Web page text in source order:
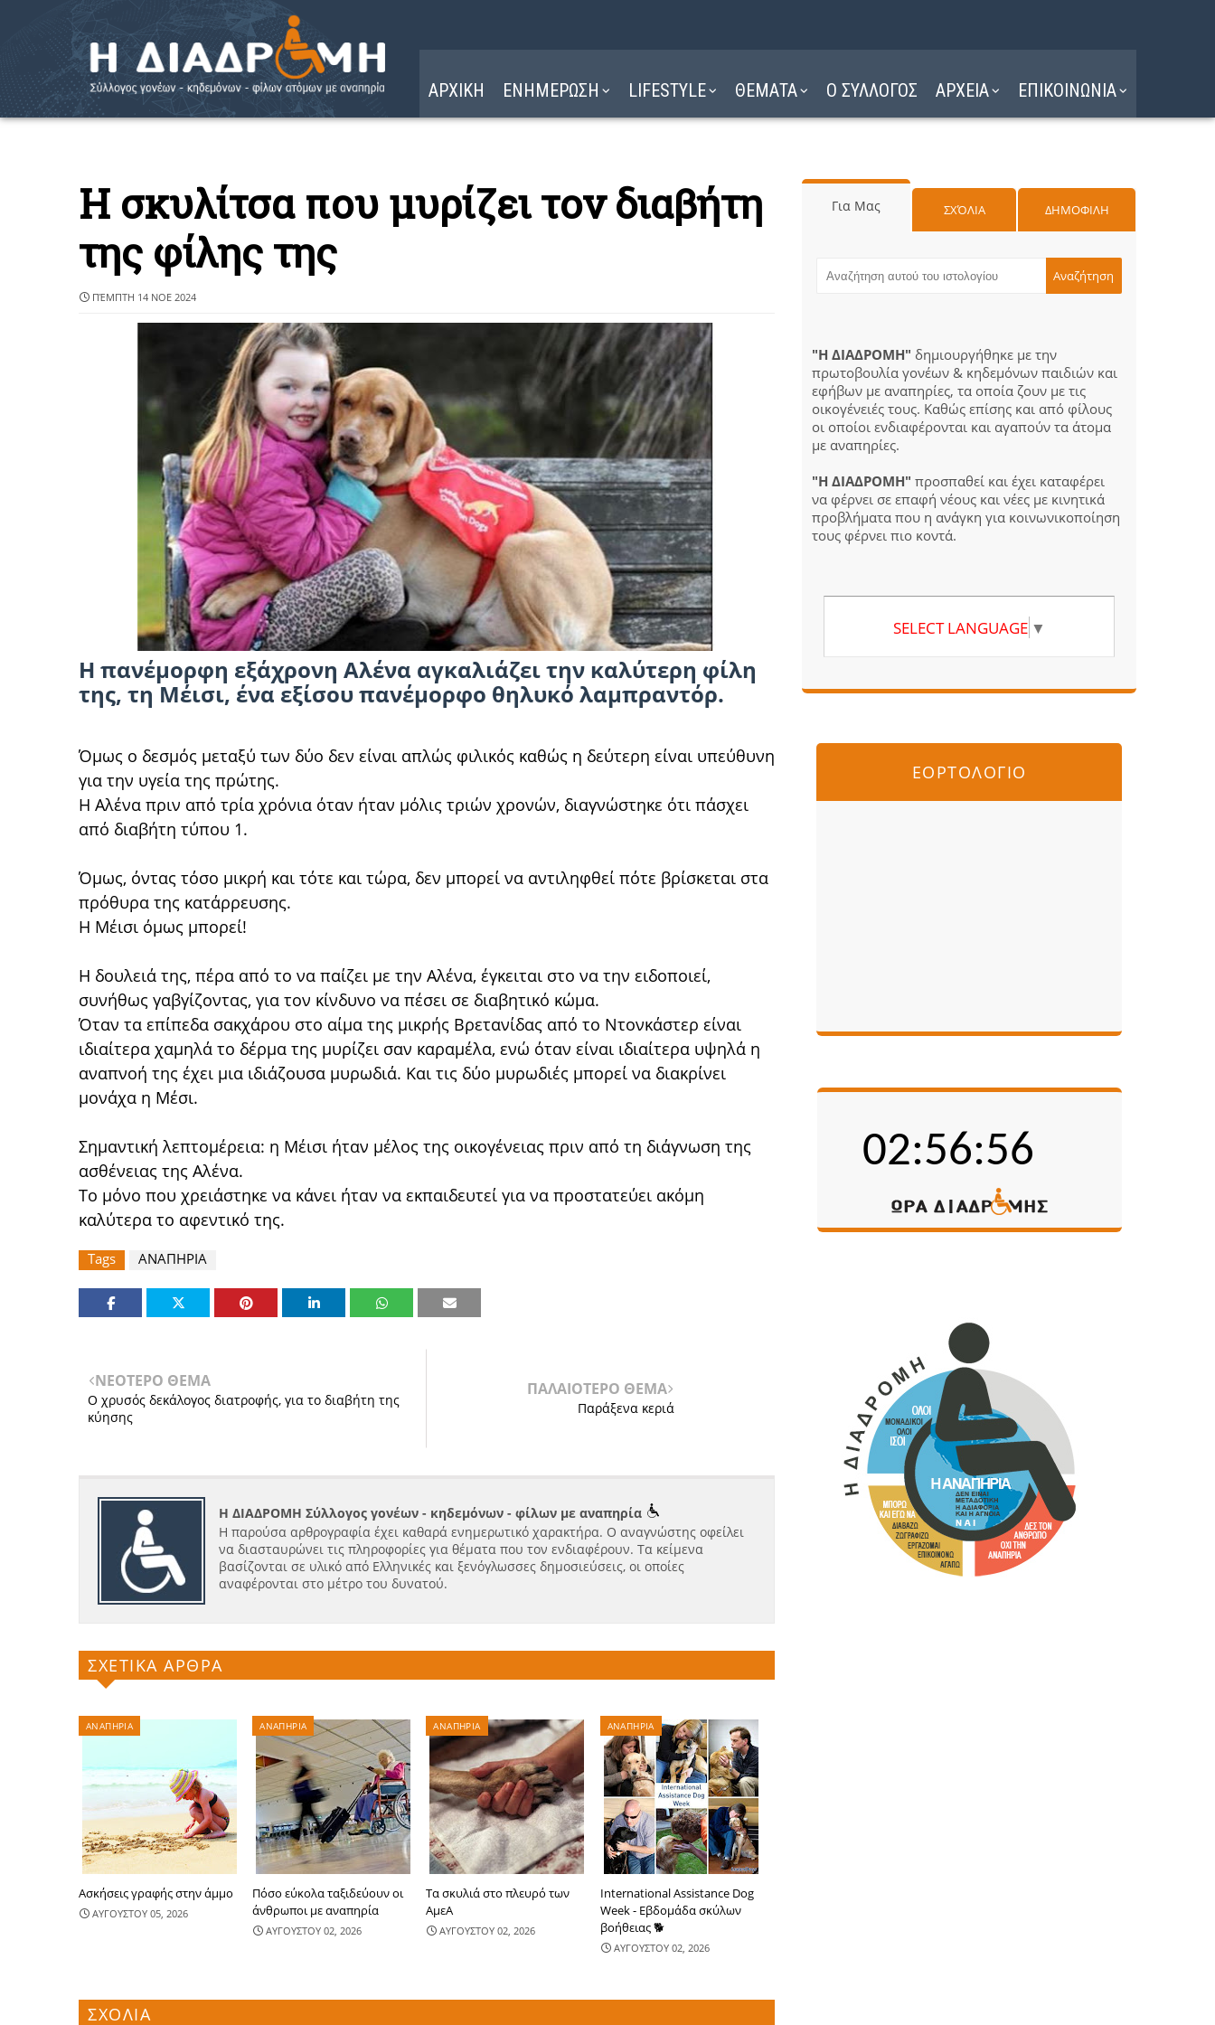
ΑΡΧΙΚΗ ΕΝΗΜΕΡΩΣΗ LIFESTYLE ΘΕΜΑΤΑ Ο ΣΥΛΛΟΓΟΣ ΑΡΧΕΙΑ ΕΠΙΚΟΙΝΩΝΙΑ
Η σκυλίτσα που μυρίζει τον διαβήτη
της φίλης της
ΠΈΜΠΤΗ 14 ΝΟΕ 2024
Η πανέμορφη εξάχρονη Αλένα αγκαλιάζει την καλύτερη φίλη
της, τη Μέισι, ένα εξίσου πανέμορφο θηλυκό λαμπραντόρ.
Όμως ο δεσμός μεταξύ των δύο δεν είναι απλώς φιλικός καθώς η δεύτερη είναι υπεύθυνη
για την υγεία της πρώτης.
Η Αλένα πριν από τρία χρόνια όταν ήταν μόλις τριών χρονών, διαγνώστηκε ότι πάσχει
από διαβήτη τύπου 1.
Όμως, όντας τόσο μικρή και τότε και τώρα, δεν μπορεί να αντιληφθεί πότε βρίσκεται στα
πρόθυρα της κατάρρευσης.
Η Μέισι όμως μπορεί!
Η δουλειά της, πέρα από το να παίζει με την Αλένα, έγκειται στο να την ειδοποιεί,
συνήθως γαβγίζοντας, για τον κίνδυνο να πέσει σε διαβητικό κώμα.
Όταν τα επίπεδα σακχάρου στο αίμα της μικρής Βρετανίδας από το Ντονκάστερ είναι
ιδιαίτερα χαμηλά το δέρμα της μυρίζει σαν καραμέλα, ενώ όταν είναι ιδιαίτερα υψηλά η
αναπνοή της έχει μια ιδιάζουσα μυρωδιά. Και τις δύο μυρωδιές μπορεί να διακρίνει
μονάχα η Μέσι.
Σημαντική λεπτομέρεια: η Μέισι ήταν μέλος της οικογένειας πριν από τη διάγνωση της
ασθένειας της Αλένα.
Το μόνο που χρειάστηκε να κάνει ήταν να εκπαιδευτεί για να προστατεύει ακόμη
καλύτερα το αφεντικό της.
Tags ΑΝΑΠΗΡΙΑ
ΝΕΟΤΕΡΟ ΘΕΜΑ
Ο χρυσός δεκάλογος διατροφής, για το διαβήτη της
κύησης
ΠΑΛΑΙΟΤΕΡΟ ΘΕΜΑ
Παράξενα κεριά
Η ΔΙΑΔΡΟΜΗ Σύλλογος γονέων - κηδεμόνων - φίλων με αναπηρία
Η παρούσα αρθρογραφία έχει καθαρά ενημερωτικό χαρακτήρα. Ο αναγνώστης οφείλει
να διασταυρώνει τις πληροφορίες για θέματα που τον ενδιαφέρουν. Τα κείμενα
βασίζονται σε υλικό από Ελληνικές και ξενόγλωσσες δημοσιεύσεις, οι οποίες
αναφέρονται στο μέτρο του δυνατού.
ΣΧΕΤΙΚΑ ΑΡΘΡΑ
ΑΝΑΠΗΡΙΑ
Ασκήσεις γραφής στην άμμο
ΑΥΓΟΥΣΤΟΥ 05, 2026
ΑΝΑΠΗΡΙΑ
Πόσο εύκολα ταξιδεύουν οι
άνθρωποι με αναπηρία
ΑΥΓΟΥΣΤΟΥ 02, 2026
ΑΝΑΠΗΡΙΑ
Τα σκυλιά στο πλευρό των
ΑμεΑ
ΑΥΓΟΥΣΤΟΥ 02, 2026
ΑΝΑΠΗΡΙΑ
International Assistance Dog
Week - Εβδομάδα σκύλων
βοήθειας 🐕
ΑΥΓΟΥΣΤΟΥ 02, 2026
ΣΧΟΛΙΑ
Για Μας ΣΧΌΛΙΑ ΔΗΜΟΦΙΛΗ
"Η ΔΙΑΔΡΟΜΗ" δημιουργήθηκε με την
πρωτοβουλία γονέων & κηδεμόνων παιδιών και
εφήβων με αναπηρίες, τα οποία ζουν με τις
οικογένειές τους. Καθώς επίσης και από φίλους
οι οποίοι ενδιαφέρονται και αγαπούν τα άτομα
με αναπηρίες.
"Η ΔΙΑΔΡΟΜΗ" προσπαθεί και έχει καταφέρει
να φέρνει σε επαφή νέους και νέες με κινητικά
προβλήματα που η ανάγκη για κοινωνικοποίηση
τους φέρνει πιο κοντά.
SELECT LANGUAGE ▼
ΕΟΡΤΟΛΟΓΙΟ